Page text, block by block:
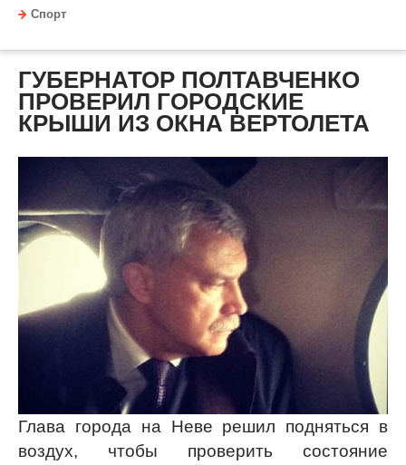
Спорт
ГУБЕРНАТОР ПОЛТАВЧЕНКО
ПРОВЕРИЛ ГОРОДСКИЕ
КРЫШИ ИЗ ОКНА ВЕРТОЛЕТА
Глава города на Неве решил подняться в
воздух, чтобы проверить состояние